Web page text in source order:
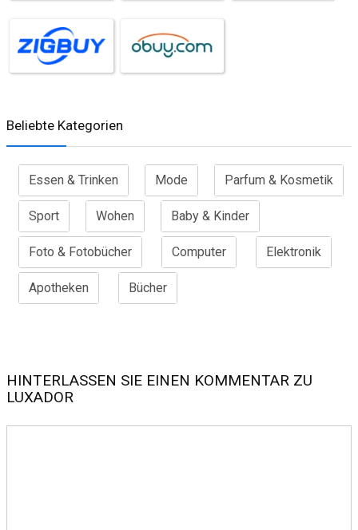
Beliebte Kategorien
Essen & Trinken Mode Parfum & Kosmetik
Sport Wohen Baby & Kinder
Foto & Fotobücher Computer Elektronik
Apotheken Bücher
HINTERLASSEN SIE EINEN KOMMENTAR ZU
LUXADOR